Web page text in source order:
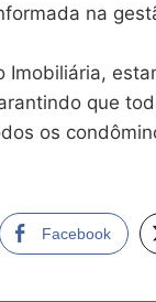
na
Imobiliária,
que
os
Facebook